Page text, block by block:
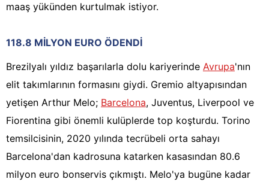
maaş yükünden kurtulmak istiyor.
118.8 MİLYON EURO ÖDENDİ
Brezilyalı yıldız başarılarla dolu kariyerinde Avrupa'nın
elit takımlarının formasını giydi. Gremio altyapısından
yetişen Arthur Melo; Barcelona, Juventus, Liverpool ve
Fiorentina gibi önemli kulüplerde top koşturdu. Torino
temsilcisinin, 2020 yılında tecrübeli orta sahayı
Barcelona'dan kadrosuna katarken kasasından 80.6
milyon euro bonservis çıkmıştı. Melo'ya bugüne kadar